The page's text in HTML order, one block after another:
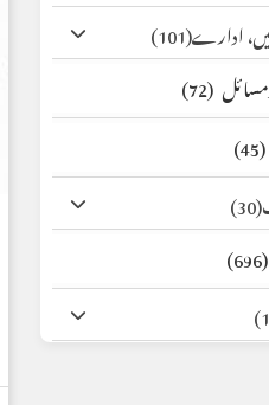
(101)
(72)
(45)
(30)
(696)